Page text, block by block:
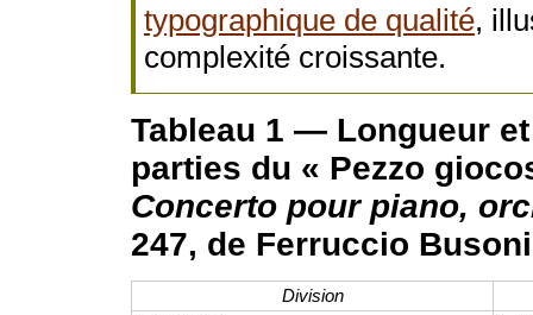
typographique de qualité,
complexité croissante.
Tableau 1 — Longueur
parties du « Pezzo
Concerto pour piano,
247, de Ferruccio Busoni
Division